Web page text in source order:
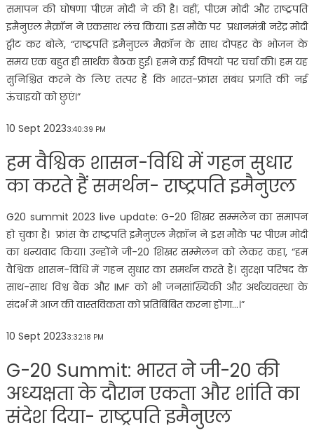
समापन की घोषणा पीएम मोदी ने की है। वहीं, पीएम मोदी और राष्ट्रपति
इमैनुएल मैक्रॉन ने एकसाथ लंच किया। इस मौके पर प्रधानमंत्री नरेंद्र मोदी
ट्वीट कर बोले, “राष्ट्रपति इमैनुएल मैक्रॉन के साथ दोपहर के भोजन के
समय एक बहुत ही सार्थक बैठक हुई। हमने कई विषयों पर चर्चा की। हम यह
सुनिश्चित करने के लिए तत्पर हैं कि भारत-फ्रांस संबंध प्रगति की नई
ऊंचाइयों को छुएं।”
10 Sept 20233:40:39 PM
हम वैश्विक शासन-विधि में गहन सुधार
का करते हैं समर्थन- राष्ट्रपति इमैनुएल
G20 summit 2023 live update: G-20 शिखर सम्मलेन का समापन
हो चुका है। फ्रांस के राष्ट्रपति इमैनुएल मैक्रॉन ने इस मौके पर पीएम मोदी
का धन्यवाद किया। उन्होंने जी-20 शिखर सम्मेलन को लेकर कहा, “हम
वैश्विक शासन-विधि में गहन सुधार का समर्थन करते हैं। सुरक्षा परिषद के
साथ-साथ विश्व बैंक और IMF को भी जनसांख्यिकी और अर्थव्यवस्था के
संदर्भ में आज की वास्तविकता को प्रतिबिंबित करना होगा…।”
10 Sept 20233:32:18 PM
G-20 Summit: भारत ने जी-20 की
अध्यक्षता के दौरान एकता और शांति का
संदेश दिया- राष्ट्रपति इमैनुएल